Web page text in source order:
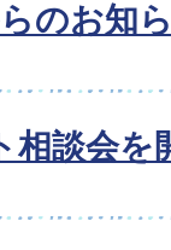
のお知
相談会を